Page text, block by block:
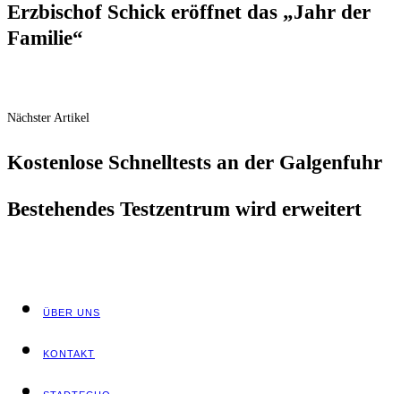
Erz­bi­schof Schick eröff­net das „Jahr der
Familie“
Nächster Artikel
Kos­ten­lo­se Schnell­tests an der Galgenfuhr
Bestehen­des Test­zen­trum wird erweitert
ÜBER UNS
KON­TAKT